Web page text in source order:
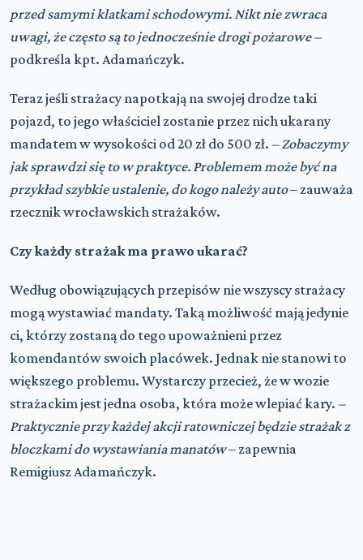
przed samymi klatkami schodowymi. Nikt nie zwraca
uwagi, że często są to jednocześnie drogi pożarowe –
podkreśla kpt. Adamańczyk.
Teraz jeśli strażacy napotkają na swojej drodze taki
pojazd, to jego właściciel zostanie przez nich ukarany
mandatem w wysokości od 20 zł do 500 zł. – Zobaczymy
jak sprawdzi się to w praktyce. Problemem może być na
przykład szybkie ustalenie, do kogo należy auto– zauważa
rzecznik wrocławskich strażaków.
Czy każdy strażak ma prawo ukarać?
Według obowiązujących przepisów nie wszyscy strażacy
mogą wystawiać mandaty. Taką możliwość mają jedynie
ci, którzy zostaną do tego upoważnieni przez
komendantów swoich placówek. Jednak nie stanowi to
większego problemu. Wystarczy przecież, że w wozie
strażackim jest jedna osoba, która może wlepiać kary. –
Praktycznie przy każdej akcji ratowniczej będzie strażak z
bloczkami do wystawiania manatów– zapewnia
Remigiusz Adamańczyk.